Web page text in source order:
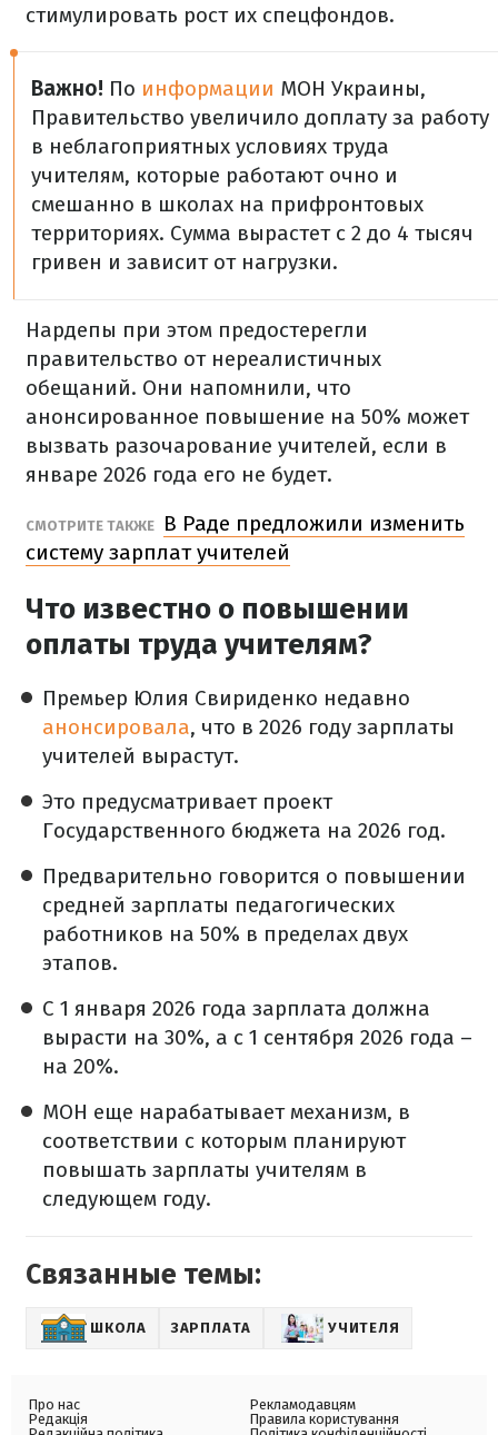
стимулировать рост их спецфондов.
Важно! По информации МОН Украины,
Правительство увеличило доплату за работу
в неблагоприятных условиях труда
учителям, которые работают очно и
смешанно в школах на прифронтовых
территориях. Сумма вырастет с 2 до 4 тысяч
гривен и зависит от нагрузки.
Нардепы при этом предостерегли
правительство от нереалистичных
обещаний. Они напомнили, что
анонсированное повышение на 50% может
вызвать разочарование учителей, если в
январе 2026 года его не будет.
СМОТРИТЕ ТАКЖЕ
В Раде предложили изменить
систему зарплат учителей
Что известно о повышении
оплаты труда учителям?
Премьер Юлия Свириденко недавно
анонсировала, что в 2026 году зарплаты
учителей вырастут.
Это предусматривает проект
Государственного бюджета на 2026 год.
Предварительно говорится о повышении
средней зарплаты педагогических
работников на 50% в пределах двух
этапов.
С 1 января 2026 года зарплата должна
вырасти на 30%, а с 1 сентября 2026 года –
на 20%.
МОН еще нарабатывает механизм, в
соответствии с которым планируют
повышать зарплаты учителям в
следующем году.
Связанные темы:
ШКОЛА ЗАРПЛАТА УЧИТЕЛЯ
Про нас
Редакція
Рекламодавцям
Правила користування